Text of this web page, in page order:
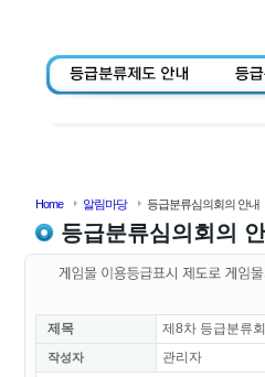
Home 알림마당 등급분류심의회의 안내
등급분류심의회의
제목 제8차 등급분류
작성자
관리자